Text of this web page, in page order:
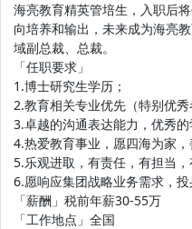
海亮教育精英管培生，入职后
向培养和输出，未来成为海亮
域副总裁、总裁。
「任职要求」
1.博士研究生学历；
2.教育相关专业优先（特别优秀
3.卓越的沟通表达能力，优秀的
4.热爱教育事业，愿四海为家，
5.乐观进取，有责任，有担当，
6.愿响应集团战略业务需求，投
「薪酬」税前年薪30-55万
「工作地点」全国